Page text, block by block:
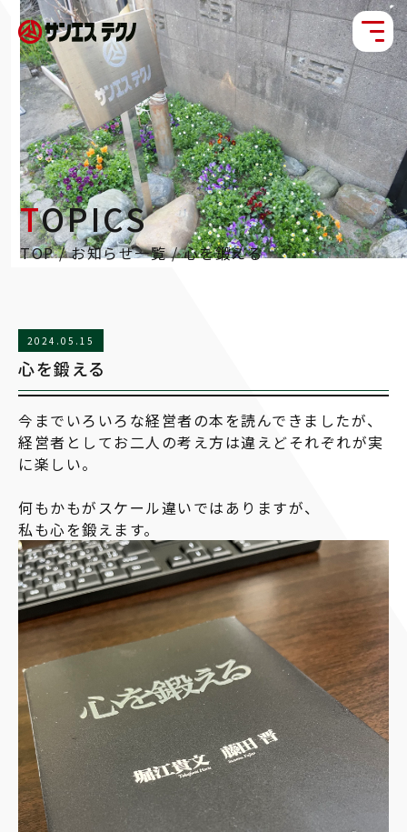
TOPICS
TOP/お知らせ一覧/心を鍛える
2024.05.15
心を鍛える
今までいろいろな経営者の本を読んできましたが、
経営者としてお二人の考え方は違えどそれぞれが実
に楽しい。
何もかもがスケール違いではありますが、
私も心を鍛えます。